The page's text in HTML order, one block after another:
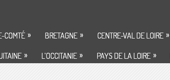
COMTÉ » BRETAGNE » CENTRE-VAL DE LOIRE »
» L’OCCITANIE » PAYS DE LA LOIRE »